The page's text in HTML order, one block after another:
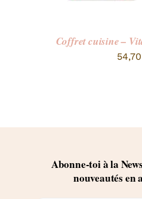
Coffret cuisine –
54,70
Abonne-toi à la
nouveautés en